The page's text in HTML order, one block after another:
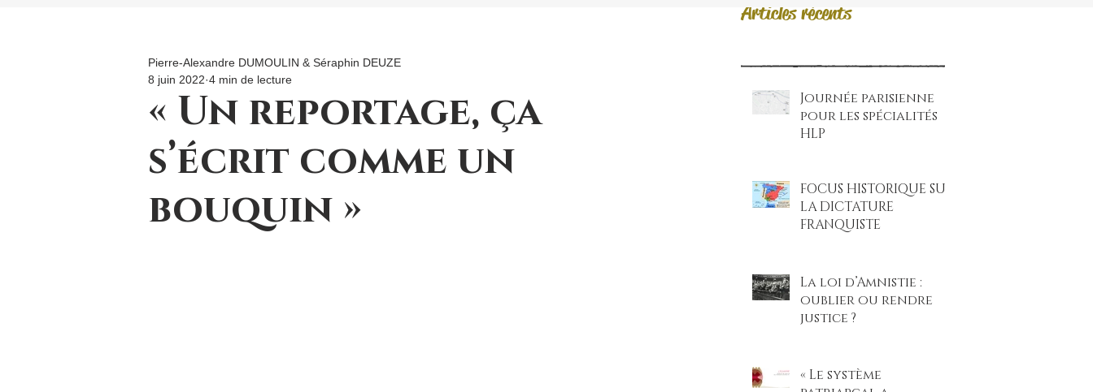
Articles récents
« Un reportage, ça
s’écrit comme un
bouquin »
Pierre-Alexandre DUMOULIN & Séraphin DEUZE
8 juin 2022 4 min de lecture
Journée parisienne
pour les spécialités
HLP
FOCUS HISTORIQUE SUR
LA DICTATURE
FRANQUISTE
La loi d’Amnistie :
oublier ou rendre
justice ?
« Le système